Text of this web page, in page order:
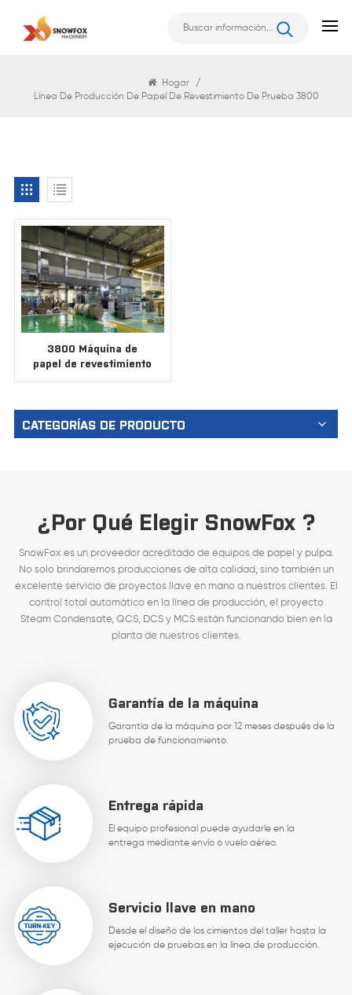
Hogar
/
Línea De Producción De Papel De Revestimiento De Prueba 3800
3800 Máquina de
papel de revestimiento
CATEGORÍAS DE PRODUCTO
¿Por Qué Elegir SnowFox ?
SnowFox es un proveedor acreditado de equipos de papel y pulpa.
No solo brindaremos producciones de alta calidad, sino también un
excelente servicio de proyectos llave en mano a nuestros clientes. El
control total automático en la línea de producción, el proyecto
Steam Condensate, QCS, DCS y MCS están funcionando bien en la
planta de nuestros clientes.
Garantía de la máquina
Garantía de la máquina por 12 meses después de la
prueba de funcionamiento.
Entrega rápida
El equipo profesional puede ayudarle en la
entrega mediante envío o vuelo aéreo.
Servicio llave en mano
Desde el diseño de los cimientos del taller hasta la
ejecución de pruebas en la línea de producción.